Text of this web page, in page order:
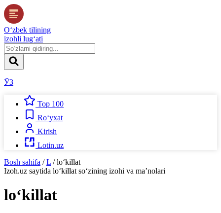
O‘zbek tilining
izohli lug‘ati
ЎЗ
Top 100
Ro‘yxat
Kirish
Lotin.uz
Bosh sahifa / L / lo‘killat
Izoh.uz saytida lo‘killat so‘zining izohi va ma’nolari
lo‘killat